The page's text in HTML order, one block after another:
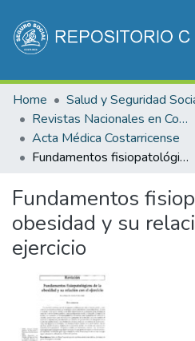
Communities & Collections
All of DSpace
Statistics
Home
Revistas Nacionales en Costa Rica
Acta Médica Costarricense
Fundamentos fisiopatológicos de la obesidad y su relación con el ejercicio
Fundamentos
obesidad y su
ejercicio